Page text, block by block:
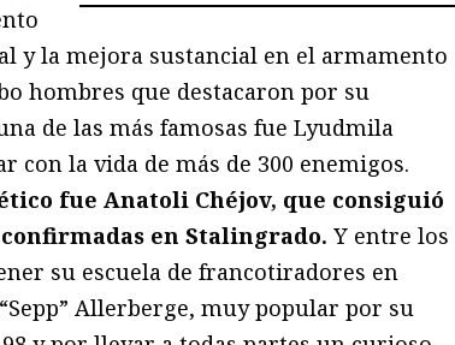
y la mejora sustancial en el armamento
hombres que destacaron por su
de las más famosas fue Lyudmila
con la vida de más de 300 enemigos.
fue Anatoli Chéjov, que consiguió
en Stalingrado. Y entre los
su escuela de francotiradores en
Allerberge, muy popular por su